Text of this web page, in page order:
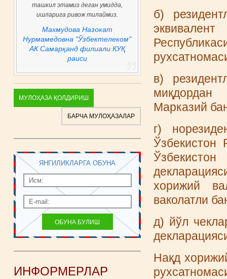
ташкил этамиз деган умидда,
ишларига ривож тилаймиз.
Махмудова Назокат
Нурмамедовна "Ўзбектелеком"
АК Самарқанд филиали КУҚ
раиси
МУЛОҲАЗА ҚОЛДИРИШ
БАРЧА МУЛОҲАЗАЛАР
ЯНГИЛИКЛАРГА ОБУНА
ИНФОРМЕРЛАР
б)
в)
миқдордан
Марказий
г)
Ўзбекистон
хорижий
ваколатли
д) йўл
Нақд